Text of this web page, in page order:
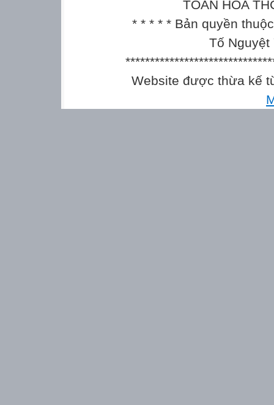
TOÁN HÓA
* * * * * Bản quyền
Tố Nguyệt
Website được thừa kế